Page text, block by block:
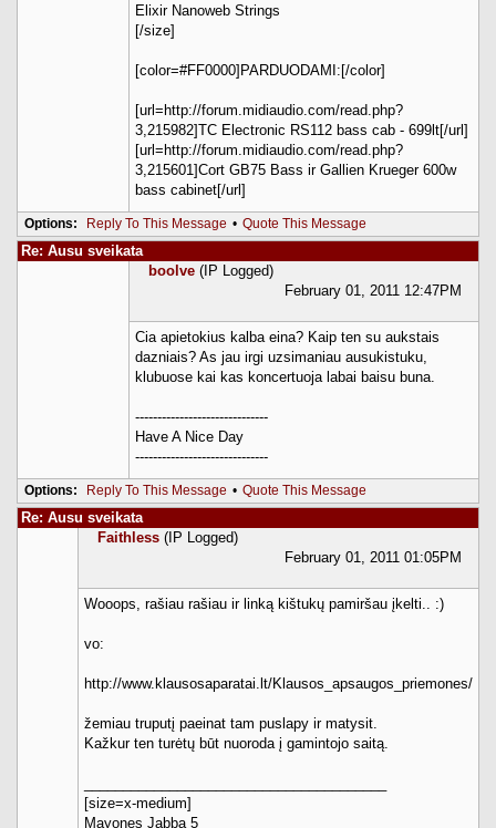
Elixir Nanoweb Strings
[/size]
[color=#FF0000]PARDUODAMI:[/color]
[url=http://forum.midiaudio.com/read.php?
3,215982]TC Electronic RS112 bass cab - 699lt[/url]
[url=http://forum.midiaudio.com/read.php?
3,215601]Cort GB75 Bass ir Gallien Krueger 600w
bass cabinet[/url]
Options: Reply To This Message • Quote This Message
Re: Ausu sveikata
boolve (IP Logged)
February 01, 2011 12:47PM
Cia apietokius kalba eina? Kaip ten su aukstais
dazniais? As jau irgi uzsimaniau ausukistuku,
klubuose kai kas koncertuoja labai baisu buna.
------------------------------
Have A Nice Day
------------------------------
Options: Reply To This Message • Quote This Message
Re: Ausu sveikata
Faithless (IP Logged)
February 01, 2011 01:05PM
Wooops, rašiau rašiau ir linką kištukų pamiršau įkelti.. :)
vo:
http://www.klausosaparatai.lt/Klausos_apsaugos_priemones/
žemiau truputį paeinat tam puslapy ir matysit.
Kažkur ten turėtų būt nuoroda į gamintojo saitą.
[size=x-medium]
Mayones Jabba 5